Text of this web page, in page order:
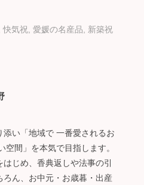
快気祝, 愛媛の名産品 新築祝
い「地域で 一番愛されるお
空間」を本気で目指します。
じめ、香典返しや法事の引
ろん、お中元・お歳暮・出産